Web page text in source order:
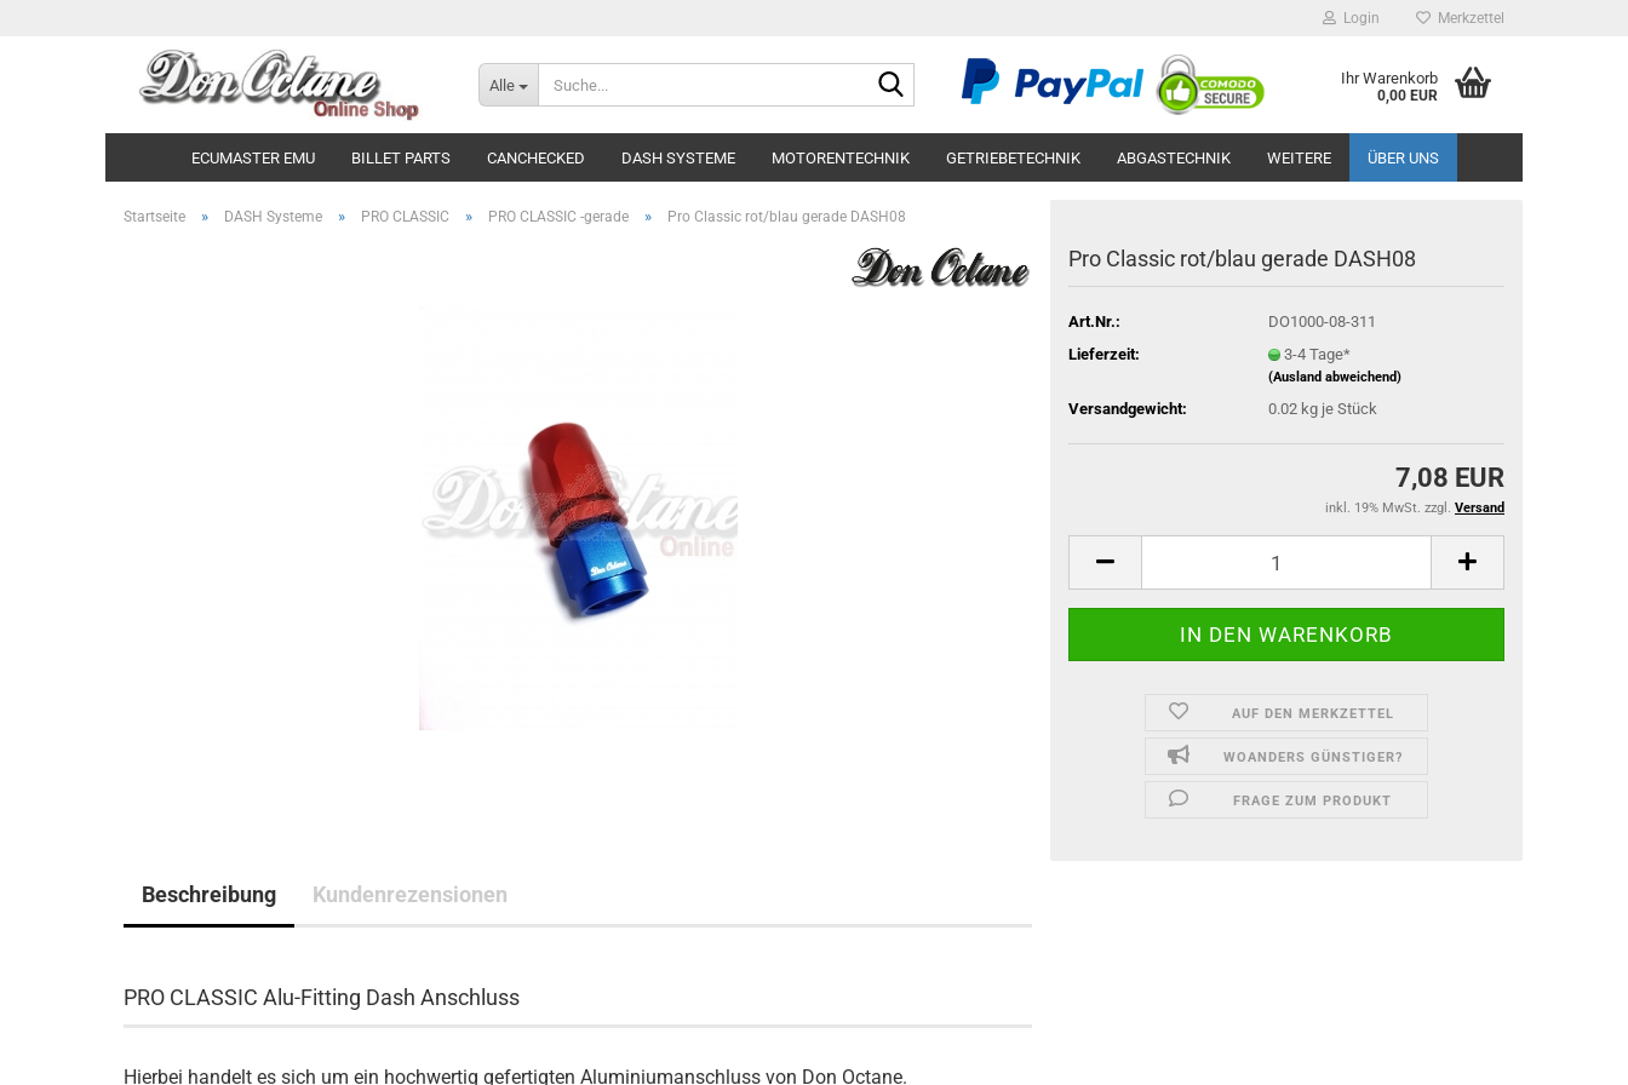
Login Merkzettel
Alle
Suche... Ihr Warenkorb
0,00 EUR
ECUMASTER EMU BILLET PARTS CANCHECKED DASH SYSTEME MOTORENTECHNIK GETRIEBETECHNIK ABGASTECHNIK ÜBER UNS
WEITERE
Startseite » DASH Systeme » PRO CLASSIC » PRO CLASSIC -gerade » Pro Classic rot/blau gerade DASH08
Pro Clas­sic rot/blau ge­ra­de DASH08
Art.Nr.:
DO1000-08-311
Lieferzeit:
3-4 Tage*
(Ausland abweichend)
Versandgewicht: 0.02 kg je Stück
7,08 EUR
inkl. 19% MwSt. zzgl. Versand
AUF DEN MERKZETTEL
WOANDERS GÜNSTIGER?
FRAGE ZUM PRODUKT
Beschreibung Kundenrezensionen
PRO CLASSIC Alu-Fitting Dash Anschluss
Hierbei handelt es sich um ein hochwertig gefertigten Aluminiumanschluss von Don Octane.